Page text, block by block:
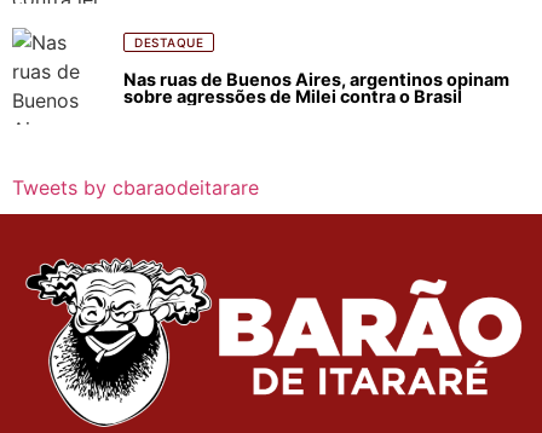
DESTAQUE
Nas ruas de Buenos Aires, argentinos opinam
sobre agressões de Milei contra o Brasil
Tweets by cbaraodeitarare